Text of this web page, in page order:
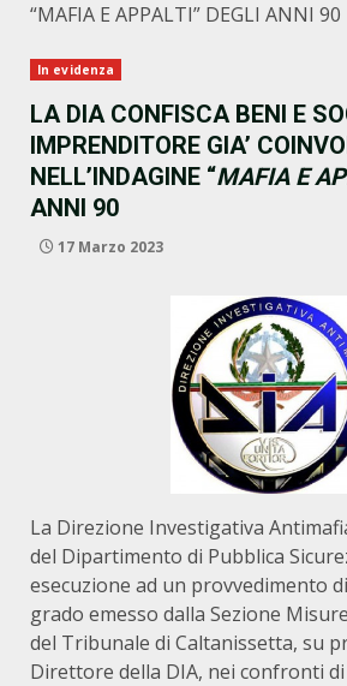
“MAFIA E APPALTI” DEGLI ANNI 90
In evidenza
LA DIA CONFISCA BENI E
IMPRENDITORE GIA’
NELL’INDAGINE “MAFIA E
ANNI 90
17 Marzo 2023
La Direzione Investigativa
del Dipartimento di Pubblica
esecuzione ad un provvedimento
grado emesso dalla Sezione
del Tribunale di Caltanissetta, su
Direttore della DIA, nei confronti